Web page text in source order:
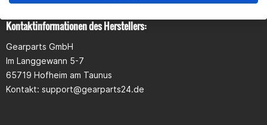
Kontaktinformationen des Herstellers:
Gearparts GmbH
Im Langgewann 5-7
65719 Hofheim am Taunus
Kontakt: support@gearparts24.de